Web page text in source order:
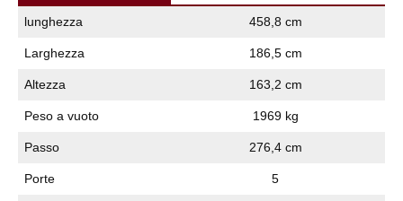
lunghezza 458,8 cm
Larghezza 186,5 cm
Altezza 163,2 cm
Peso a vuoto 1969 kg
Passo 276,4 cm
Porte 5